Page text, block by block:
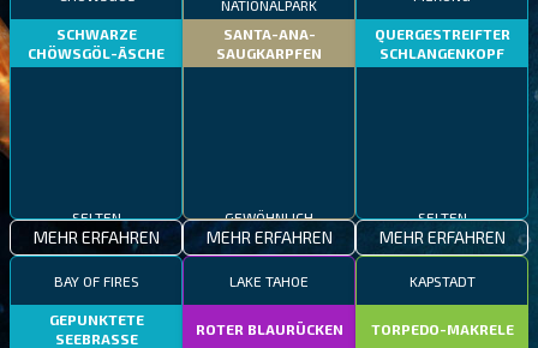
SCHWARZE
CHÖWSGÖL-ÄSCHE
SELTEN
MEHR ERFAHREN
NATIONALPARK
SANTA-ANA-
SAUGKARPFEN
GEWÖHNLICH
MEHR ERFAHREN
QUERGESTREIFTER
SCHLANGENKOPF
SELTEN
MEHR ERFAHREN
BAY OF FIRES
GEPUNKTETE
SEEBRASSE
LAKE TAHOE
ROTER BLAURÜCKEN
KAPSTADT
TORPEDO-MAKRELE